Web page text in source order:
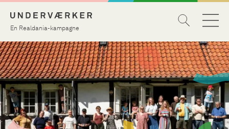
En Realdania-kampagne